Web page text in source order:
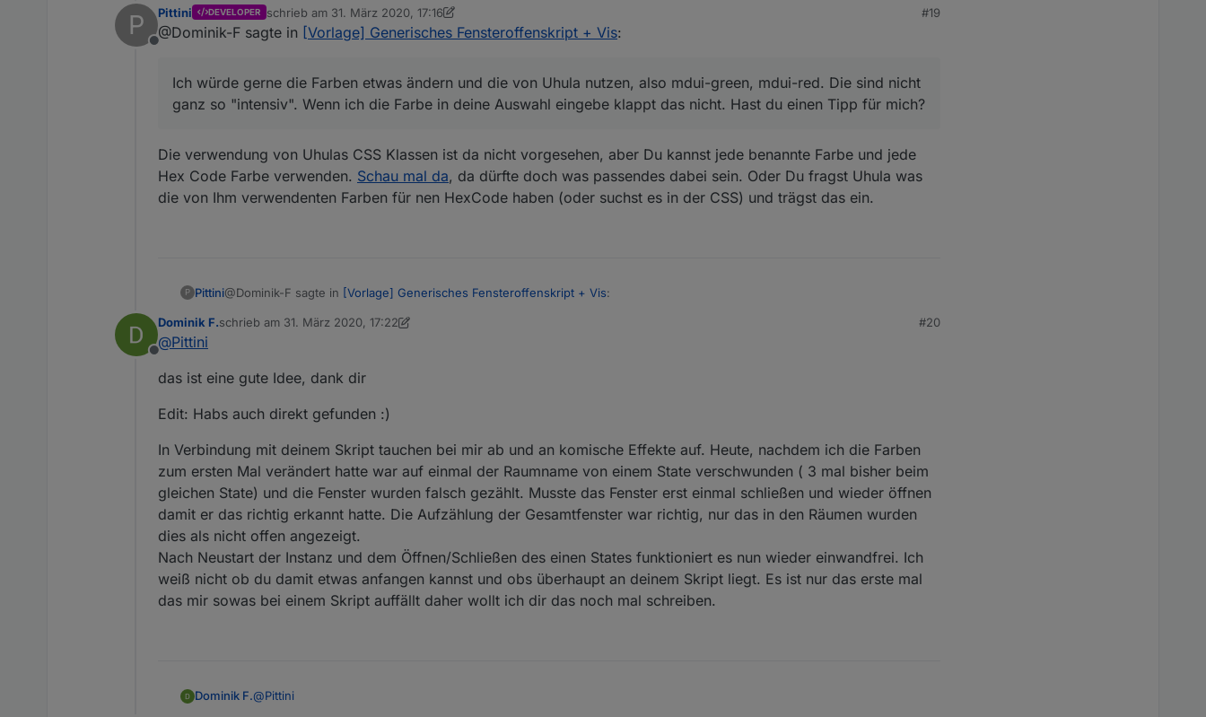
Michael
Ich würde gerne die Farben etwas ändern und die von Uhula nutzen, also mdui-green, mdui-red. Die sind nicht ganz so
"intensiv". Wenn ich die Farbe in deine Auswahl eingebe klappt das nicht. Hast du einen Tipp für mich?
P
Offline
Pittini DEVELOPER schrieb am 31. März 2020, 17:16
zuletzt editiert von Pittini
#19
@Dominik-F sagte in [Vorlage] Generisches Fensteroffenskript + Vis:
Ich würde gerne die Farben etwas ändern und die von Uhula nutzen, also mdui-green, mdui-red. Die sind nicht
ganz so "intensiv". Wenn ich die Farbe in deine Auswahl eingebe klappt das nicht. Hast du einen Tipp für mich?
Die verwendung von Uhulas CSS Klassen ist da nicht vorgesehen, aber Du kannst jede benannte Farbe und jede
Hex Code Farbe verwenden. Schau mal da, da dürfte doch was passendes dabei sein. Oder Du fragst Uhula was
die von Ihm verwendenten Farben für nen HexCode haben (oder suchst es in der CSS) und trägst das ein.
P Pittini@Dominik-F sagte in [Vorlage] Generisches Fensteroffenskript + Vis:
Die verwendung von Uhulas CSS Klassen ist da nicht vorgesehen, aber Du kannst jede benannte Farbe und jede Hex Code
Farbe verwenden.
verwendenten Farben für nen HexCode haben (oder suchst es in der CSS) und trägst das ein.
Offline
Dominik F.schrieb am 31. März 2020, 17:22
zuletzt editiert von Dominik F.
#20
@Pittini
das ist eine gute Idee, dank dir
Edit: Habs auch direkt gefunden :)
In Verbindung mit deinem Skript tauchen bei mir ab und an komische Effekte auf. Heute, nachdem ich die Farben
zum ersten Mal verändert hatte war auf einmal der Raumname von einem State verschwunden ( 3 mal bisher beim
gleichen State) und die Fenster wurden falsch gezählt. Musste das Fenster erst einmal schließen und wieder öffnen
damit er das richtig erkannt hatte. Die Aufzählung der Gesamtfenster war richtig, nur das in den Räumen wurden
dies als nicht offen angezeigt.
Nach Neustart der Instanz und dem Öffnen/Schließen des einen States funktioniert es nun wieder einwandfrei. Ich
weiß nicht ob du damit etwas anfangen kannst und obs überhaupt an deinem Skript liegt. Es ist nur das erste mal
das mir sowas bei einem Skript auffällt daher wollt ich dir das noch mal schreiben.
Dominik F.@Pittini